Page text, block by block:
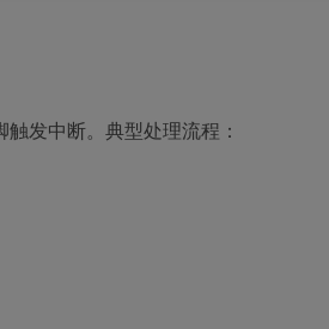
发中断。典型处理流程：